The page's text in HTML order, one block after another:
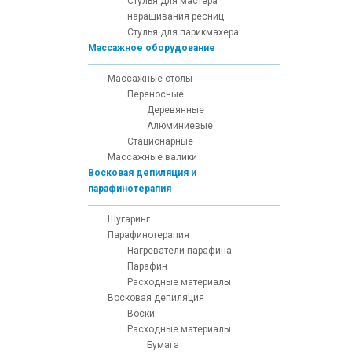
наращивания ресниц
Стулья для парикмахера
Массажное оборудование
Массажные столы
Переносные
Деревянные
Алюминиевые
Стационарные
Массажные валики
Восковая депиляция и
парафинотерапия
Шугаринг
Парафинотерапия
Нагреватели парафина
Парафин
Расходные материалы
Восковая депиляция
Воски
Расходные материалы
Бумага